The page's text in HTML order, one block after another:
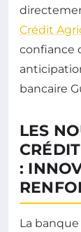
Crédit
confiance
bancaire
LES
:
La